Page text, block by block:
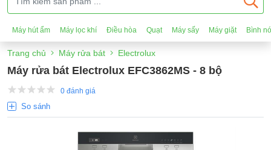
Máy hút ẩm Máy lọc khí Điều hòa Quạt Máy sấy Máy giặt Bình
Trang chủ Máy rửa bát Electrolux
Máy rửa bát Electrolux EFC3862MS - 8 bộ
0 đánh giá
So sánh